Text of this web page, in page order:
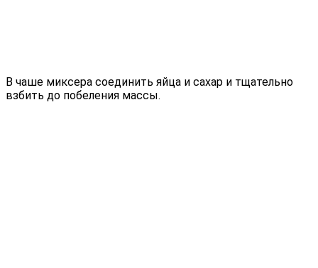
В чаше миксера соединить яйца и сахар и тщательно
взбить до побеления массы.